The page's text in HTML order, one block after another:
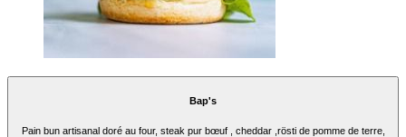
Bap's
Pain bun artisanal doré au four, steak pur bœuf , cheddar ,rösti de pomme de terre,